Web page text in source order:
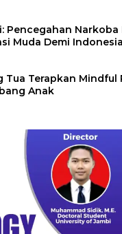
Pencegahan Narkoba
Muda Demi
Tua Terapkan Mindful
Anak